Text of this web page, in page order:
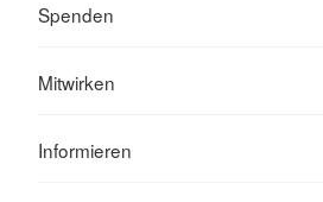
Spenden
Mitwirken
Informieren